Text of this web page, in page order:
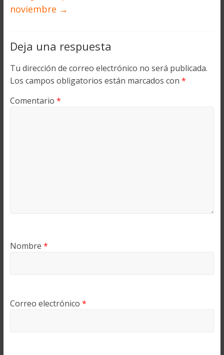
noviembre →
Deja una respuesta
Tu dirección de correo electrónico no será publicada.
Los campos obligatorios están marcados con *
Comentario *
Nombre *
Correo electrónico *